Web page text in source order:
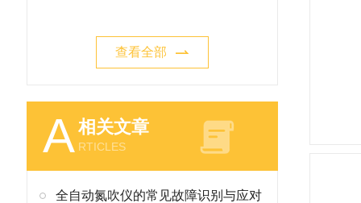
查看全部
A相关文章
RTICLES
全自动氮吹仪的常见故障识别与应对